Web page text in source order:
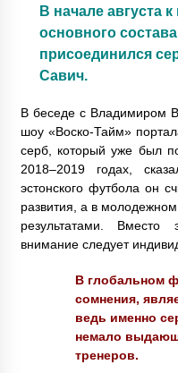
В начале августа
основного
присоединился
Савич.
В беседе с Владимиром
шоу «Воско-Тайм»
серб, который уже был
2018–2019 годах,
эстонского футбола он
развития, а в
результатами. Вместо
внимание следует
В глобальном
сомнения,
ведь именно
немало
тренеров.